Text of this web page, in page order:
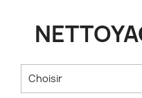
Choisir